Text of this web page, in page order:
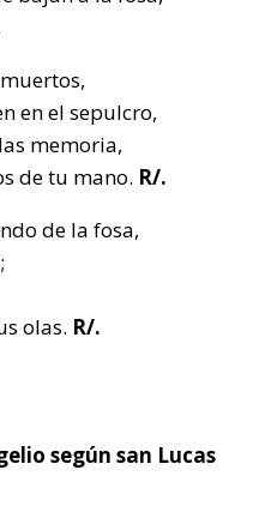
en el sepulcro,
memoria,
de tu mano. R/.
de la fosa,
olas. R/.
según san Lucas